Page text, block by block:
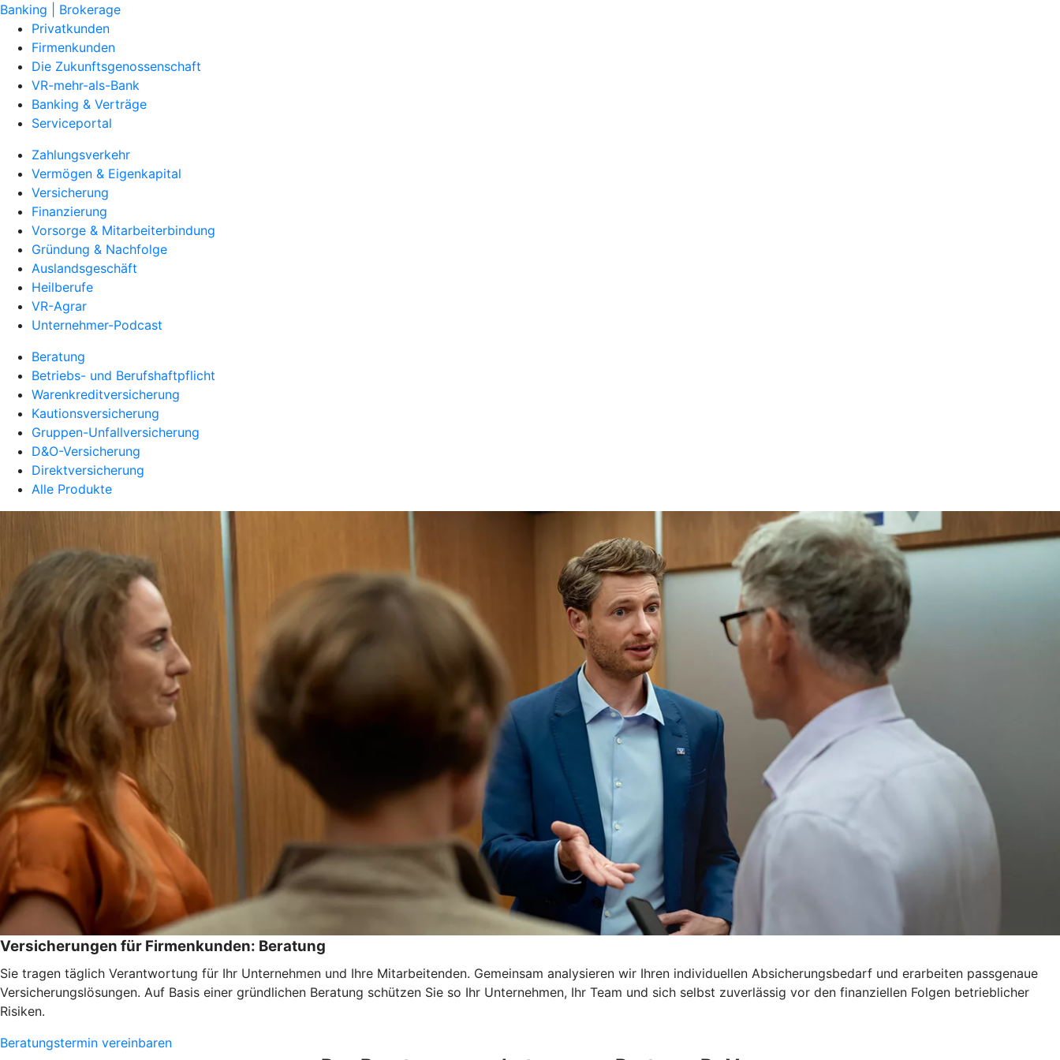
Banking | Brokerage
Privatkunden
Firmenkunden
Die Zukunftsgenossenschaft
VR-mehr-als-Bank
Banking & Verträge
Serviceportal
Zahlungsverkehr
Vermögen & Eigenkapital
Versicherung
Finanzierung
Vorsorge & Mitarbeiterbindung
Gründung & Nachfolge
Auslandsgeschäft
Heilberufe
VR-Agrar
Unternehmer-Podcast
Beratung
Betriebs- und Berufshaftpflicht
Warenkreditversicherung
Kautionsversicherung
Gruppen-Unfallversicherung
D&O-Versicherung
Direktversicherung
Alle Produkte
Versicherungen für Firmenkunden: Beratung
Sie tragen täglich Verantwortung für Ihr Unternehmen und Ihre Mitarbeitenden. Gemeinsam analysieren wir Ihren individuellen Absicherungsbedarf und erarbeiten passgenaue
Versicherungslösungen. Auf Basis einer gründlichen Beratung schützen Sie so Ihr Unternehmen, Ihr Team und sich selbst zuverlässig vor den finanziellen Folgen betrieblicher
Risiken.
Beratungstermin vereinbaren